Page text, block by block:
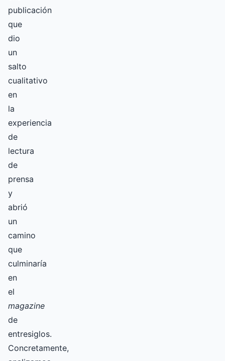
publicación
que
dio
un
salto
cualitativo
en
la
experiencia
de
lectura
de
prensa
y
abrió
un
camino
que
culminaría
en
el
magazine
de
entresiglos.
Concretamente,